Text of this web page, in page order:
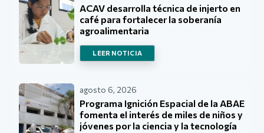
ACAV desarrolla técnica de injerto en
café para fortalecer la soberanía
agroalimentaria
LEER NOTICIA
agosto 6, 2026
Programa Ignición Espacial de la ABAE
fomenta el interés de miles de niños y
jóvenes por la ciencia y la tecnología